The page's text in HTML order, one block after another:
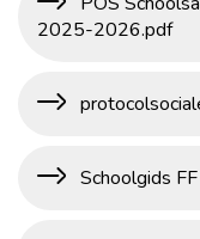
2025-2026.pdf
Schoolgids